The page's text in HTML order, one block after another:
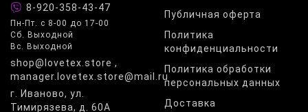
8-920-358-43-47
Пн-Пт. с 8-00 до 17-00
Сб. Выходной
Вс. Выходной
shop@lovetex.store ,
manager.lovetex.store@mail.ru
г. Иваново, ул.
Тимирязева, д. 60А
Публичная оферта
Политика
конфиденциальности
Политика обработки
персональных данных
Доставка